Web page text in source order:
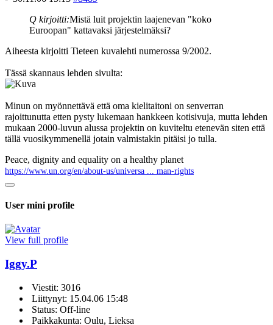
Q kirjoitti:Mistä luit projektin laajenevan "koko
Euroopan" kattavaksi järjestelmäksi?
Aiheesta kirjoitti Tieteen kuvalehti numerossa 9/2002.
Tässä skannaus lehden sivulta:
Minun on myönnettävä että oma kielitaitoni on senverran
rajoittunutta etten pysty lukemaan hankkeen kotisivuja, mutta lehden
mukaan 2000-luvun alussa projektin on kuviteltu etenevän siten että
tällä vuosikymmenellä jotain valmistakin pitäisi jo tulla.
Peace, dignity and equality on a healthy planet
https://www.un.org/en/about-us/universa ... man-rights
User mini profile
View full profile
Iggy.P
Viestit: 3016
Liittynyt: 15.04.06 15:48
Status: Off-line
Paikkakunta: Oulu, Lieksa